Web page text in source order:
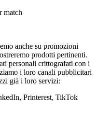
match
anche su promozioni
prodotti pertinenti.
personali crittografati con i
i loro canali pubblicitari
già i loro servizi:
Printerest, TikTok